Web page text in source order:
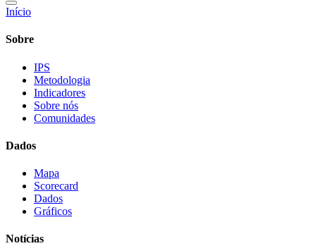
Início
Sobre
IPS
Metodologia
Indicadores
Sobre nós
Comunidades
Dados
Mapa
Scorecard
Dados
Gráficos
Notícias